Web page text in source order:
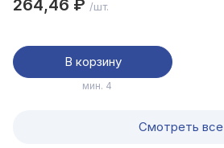
264,46 ₽ /шт.
В корзину
мин. 4
Смотреть все